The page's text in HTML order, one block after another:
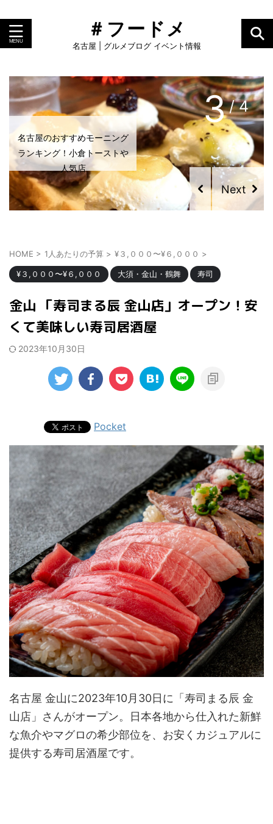
＃フードメ
名古屋 | グルメブログ イベント情報
名古屋のおすすめモーニング
ランキング！小倉トーストや
人気店
4/ 4
HOME > 1人あたりの予算 > ¥３,０００〜¥６,０００ >
¥３,０００〜¥６,０００ 大須・金山・鶴舞 寿司
金山 「寿司まる辰 金山店」オープン！安
くて美味しい寿司居酒屋
2023年10月30日
Pocket
名古屋 金山に2023年10月30日に「寿司まる辰 金
山店」さんがオープン。日本各地から仕入れた新鮮
な魚介やマグロの希少部位を、お安くカジュアルに
提供する寿司居酒屋です。